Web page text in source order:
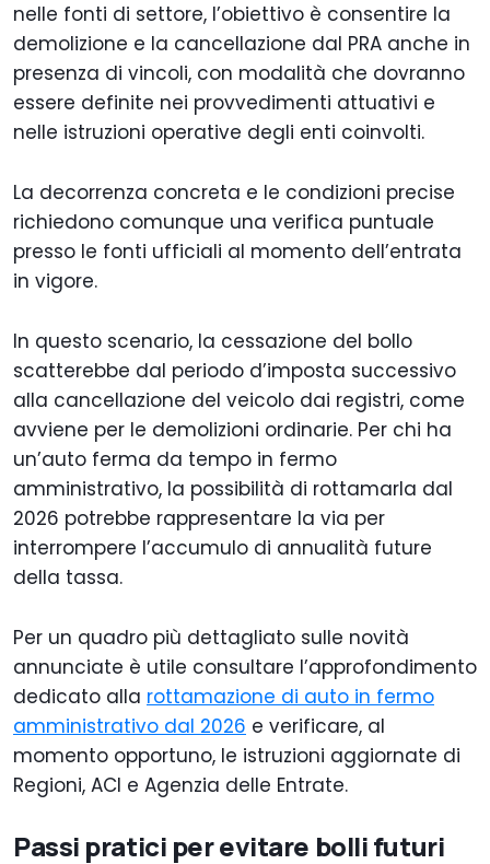
nelle fonti di settore, l’obiettivo è consentire la
demolizione e la cancellazione dal PRA anche in
presenza di vincoli, con modalità che dovranno
essere definite nei provvedimenti attuativi e
nelle istruzioni operative degli enti coinvolti.
La decorrenza concreta e le condizioni precise
richiedono comunque una verifica puntuale
presso le fonti ufficiali al momento dell’entrata
in vigore.
In questo scenario, la cessazione del bollo
scatterebbe dal periodo d’imposta successivo
alla cancellazione del veicolo dai registri, come
avviene per le demolizioni ordinarie. Per chi ha
un’auto ferma da tempo in fermo
amministrativo, la possibilità di rottamarla dal
2026 potrebbe rappresentare la via per
interrompere l’accumulo di annualità future
della tassa.
Per un quadro più dettagliato sulle novità
annunciate è utile consultare l’approfondimento
dedicato alla rottamazione di auto in fermo
amministrativo dal 2026 e verificare, al
momento opportuno, le istruzioni aggiornate di
Regioni, ACI e Agenzia delle Entrate.
Passi pratici per evitare bolli futuri